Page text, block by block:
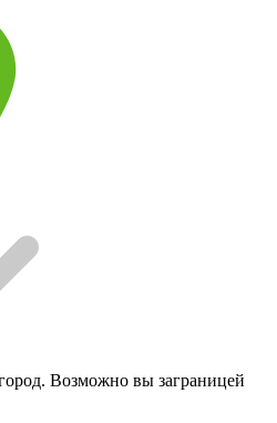
Возможно вы заграницей